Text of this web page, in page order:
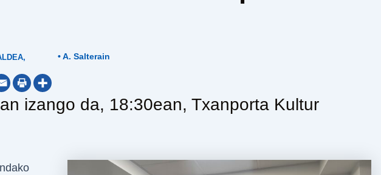
, • A. Salterain
izango da, 18:30ean, Txanporta Kultur